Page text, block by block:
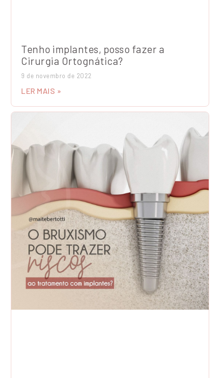
Tenho implantes, posso fazer a
Cirurgia Ortognática?
9 de novembro de 2022
LER MAIS »